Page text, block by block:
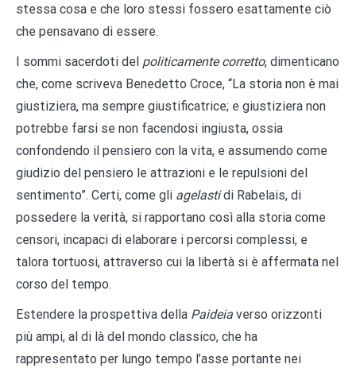
stessa cosa e che loro stessi fossero esattamente ciò
che pensavano di essere.
I sommi sacerdoti del politicamente corretto, dimenticano
che, come scriveva Benedetto Croce, “La storia non è mai
giustiziera, ma sempre giustificatrice; e giustiziera non
potrebbe farsi se non facendosi ingiusta, ossia
confondendo il pensiero con la vita, e assumendo come
giudizio del pensiero le attrazioni e le repulsioni del
sentimento”. Certi, come gli agelastidi Rabelais, di
possedere la verità, si rapportano così alla storia come
censori, incapaci di elaborare i percorsi complessi, e
talora tortuosi, attraverso cui la libertà si è affermata nel
corso del tempo.
Estendere la prospettiva della Paideia verso orizzonti
più ampi, al di là del mondo classico, che ha
rappresentato per lungo tempo l’asse portante nei